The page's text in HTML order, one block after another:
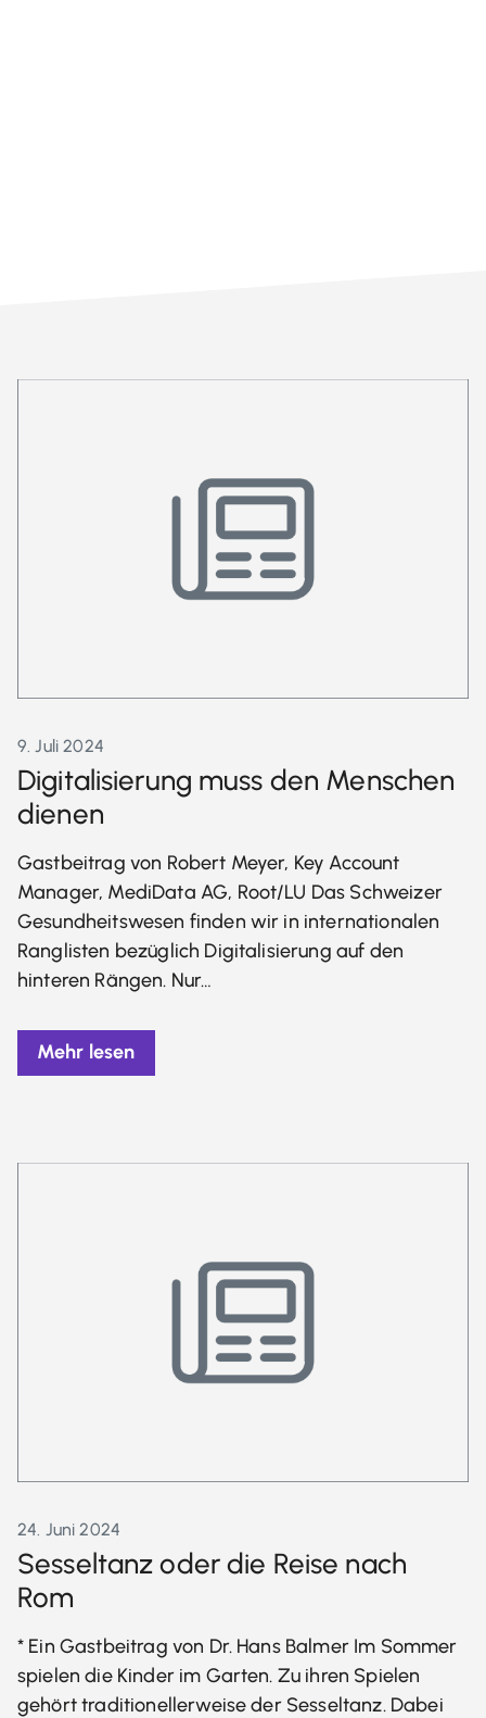
9. Juli 2024
Digitalisierung muss den Menschen
dienen
Gastbeitrag von Robert Meyer, Key Account
Manager, MediData AG, Root/LU Das Schweizer
Gesundheitswesen finden wir in internationalen
Ranglisten bezüglich Digitalisierung auf den
hinteren Rängen. Nur…
Mehr lesen
24. Juni 2024
Sesseltanz oder die Reise nach
Rom
* Ein Gastbeitrag von Dr. Hans Balmer Im Sommer
spielen die Kinder im Garten. Zu ihren Spielen
gehört traditionellerweise der Sesseltanz. Dabei